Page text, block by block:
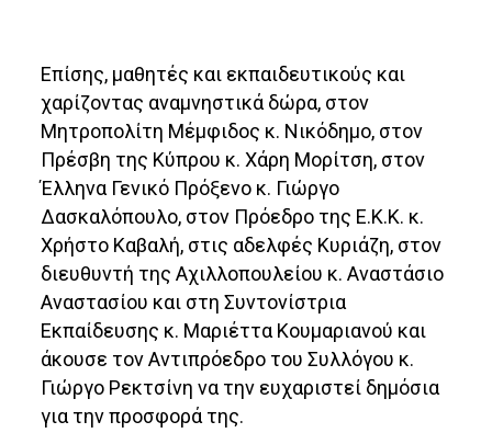
Επίσης, μαθητές και εκπαιδευτικούς και
χαρίζοντας αναμνηστικά δώρα, στον
Μητροπολίτη Μέμφιδος κ. Νικόδημο, στον
Πρέσβη της Κύπρου κ. Χάρη Μορίτση, στον
Έλληνα Γενικό Πρόξενο κ. Γιώργο
Δασκαλόπουλο, στον Πρόεδρο της Ε.Κ.Κ. κ.
Χρήστο Καβαλή, στις αδελφές Κυριάζη, στον
διευθυντή της Αχιλλοπουλείου κ. Αναστάσιο
Αναστασίου και στη Συντονίστρια
Εκπαίδευσης κ. Μαριέττα Κουμαριανού και
άκουσε τον Αντιπρόεδρο του Συλλόγου κ.
Γιώργο Ρεκτσίνη να την ευχαριστεί δημόσια
για την προσφορά της.